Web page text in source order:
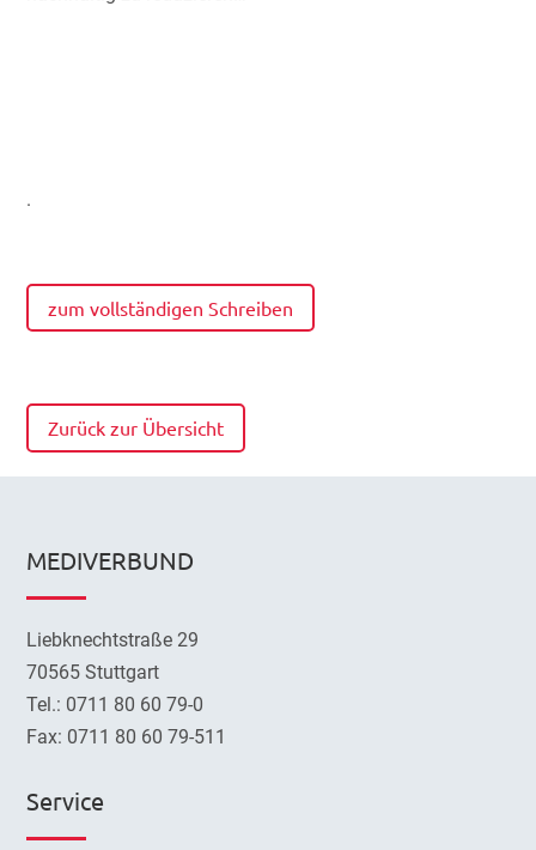
.
zum vollständigen Schreiben
Zurück zur Übersicht
MEDIVERBUND
Liebknechtstraße 29
70565 Stuttgart
Tel.: 0711 80 60 79-0
Fax: 0711 80 60 79-511
Service